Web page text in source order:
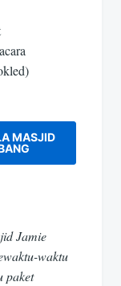
MASJID
Jamie
waktu
paket